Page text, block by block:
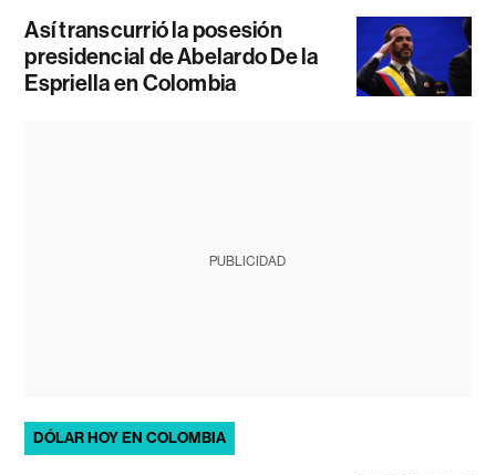
Así transcurrió la posesión
presidencial de Abelardo De la
Espriella en Colombia
PUBLICIDAD
DÓLAR HOY EN COLOMBIA